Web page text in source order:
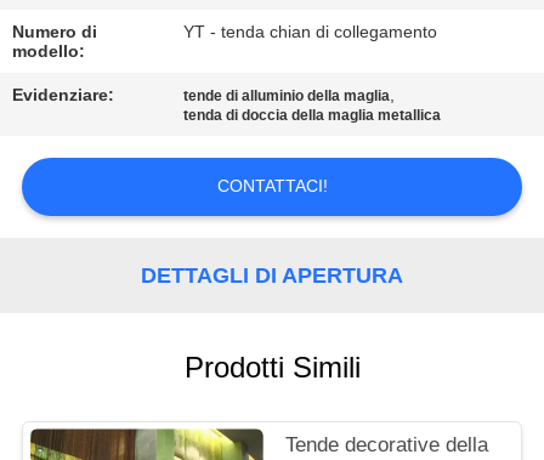
NOTIZIE
RICHIEDA
CITAZIONE
PRIVACY
Numero di
modello:
YT - tenda chian di collegamento
Evidenziare: tende di alluminio della maglia,
tenda di doccia della maglia metallica
CONTATTACI!
DETTAGLI DI APERTURA
Prodotti Simili
Tende decorative della